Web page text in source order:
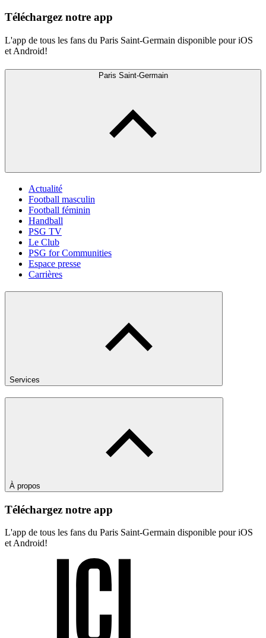
Téléchargez notre app
L'app de tous les fans du Paris Saint-Germain disponible pour iOS
et Android!
Paris Saint-Germain
Actualité
Football masculin
Football féminin
Handball
PSG TV
Le Club
PSG for Communities
Espace presse
Carrières
Services
À propos
Téléchargez notre app
L'app de tous les fans du Paris Saint-Germain disponible pour iOS
et Android!